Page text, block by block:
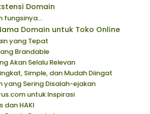
Domain
fungsinya…
Domain untuk Toko Online
yang Tepat
Brandable
Akan Selalu Relevan
Simple, dan Mudah Diingat
yang Sering Disalah-ejakan
untuk Inspirasi
dan HAKI